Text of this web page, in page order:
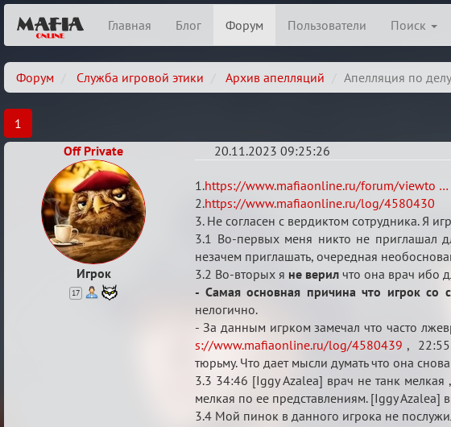
Главная Блог Форум Пользователи Поиск
Форум Служба игровой этики Архив апелляций Апелляция по
1
Off Private
Игрок
17
20.11.2023 09:25:26
Апелляция
по
делу
Я
Асскело,
перечень
миров,
Gover
Man
от
19.11.2023
1.https://www.mafiaonline.ru/forum/viewto …
2.https://www.mafiaonline.ru/log/4580430
3. Не согласен с вердиктом сотрудника. Я
3.1 Во-первых меня никто не приглашал
незачем приглашать, очередная
3.2 Во-вторых я не верилчто она врач ибо
- Самая основная причина что игрок со
нелогично.
- За данным игрком замечал что часто
s://www.mafiaonline.ru/log/4580439 , 22:55
тюрьму. Что дает мысли думать что она
3.3 34:46 [Iggy Azalea] врач не танк
мелкая по ее представлениям. [Iggy Azalea]
3.4 Мой пинок в данного игрока не